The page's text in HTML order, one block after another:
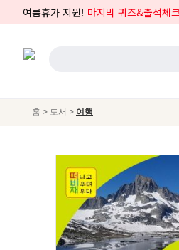
여름휴가 지원! 마지막 퀴즈&출석체
홈 > 도서 > 여행